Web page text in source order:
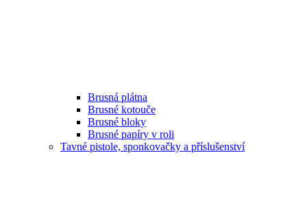
Brusná plátna
Brusné kotouče
Brusné bloky
Brusné papíry v roli
Tavné pistole, sponkovačky a příslušenství